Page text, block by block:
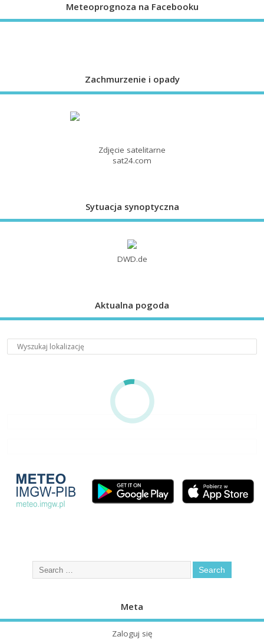
Meteoprognoza na Facebooku
Zachmurzenie i opady
Zdjęcie satelitarne
sat24.com
Sytuacja synoptyczna
DWD.de
Aktualna pogoda
Meta
Zaloguj się